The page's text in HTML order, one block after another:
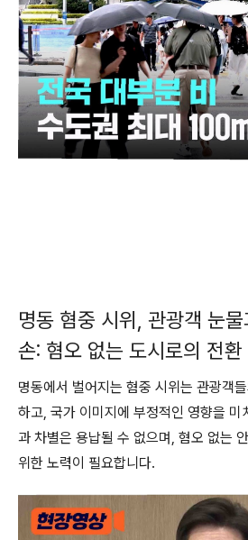
명동 혐중 시위, 관광객 눈
손: 혐오 없는 도시로의 전환
명동에서 벌어지는 혐중 시위는 관광객
하고, 국가 이미지에 부정적인 영향을 미
과 차별은 용납될 수 없으며, 혐오 없는
위한 노력이 필요합니다.